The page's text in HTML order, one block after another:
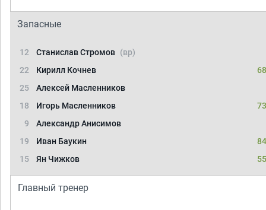
Запасные
12 Станислав Стромов (вр)
22
Кирилл Кочнев
25
Алексей Масленников
18
Игорь Масленников
9
Александр Анисимов
19
Иван Баукин
15
Ян Чижков
Главный тренер